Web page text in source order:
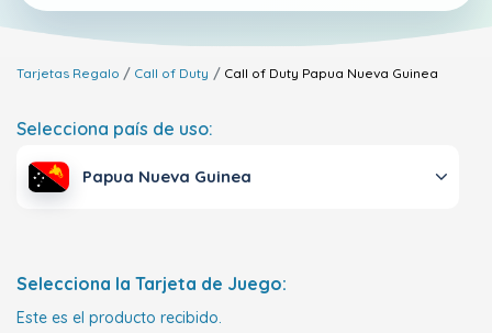
Tarjetas Regalo Call of Duty Call of Duty Papua Nueva Guinea
Selecciona país de uso:
Papua Nueva Guinea
Selecciona la Tarjeta de Juego:
Este es el producto recibido.